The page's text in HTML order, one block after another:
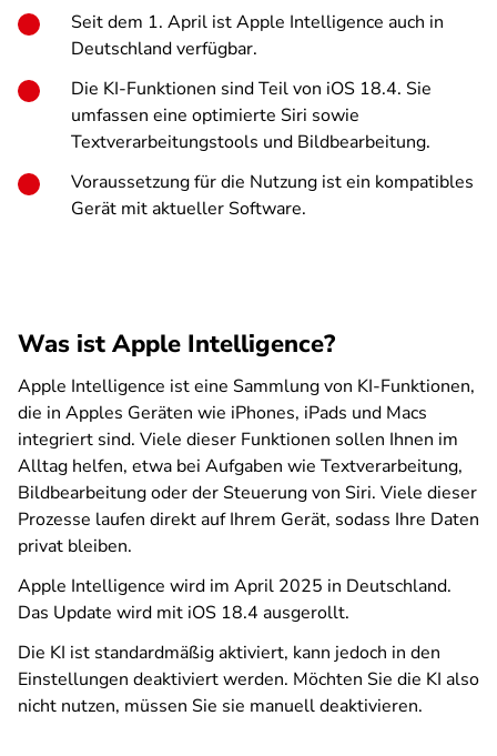
Seit dem 1. April ist Apple Intelligence auch in
Deutschland verfügbar.
Die KI-Funktionen sind Teil von iOS 18.4. Sie
umfassen eine optimierte Siri sowie
Textverarbeitungstools und Bildbearbeitung.
Voraussetzung für die Nutzung ist ein kompatibles
Gerät mit aktueller Software.
Was ist Apple Intelligence?
Apple Intelligence ist eine Sammlung von KI-Funktionen,
die in Apples Geräten wie iPhones, iPads und Macs
integriert sind. Viele dieser Funktionen sollen Ihnen im
Alltag helfen, etwa bei Aufgaben wie Textverarbeitung,
Bildbearbeitung oder der Steuerung von Siri. Viele dieser
Prozesse laufen direkt auf Ihrem Gerät, sodass Ihre Daten
privat bleiben.
Apple Intelligence wird im April 2025 in Deutschland.
Das Update wird mit iOS 18.4 ausgerollt.
Die KI ist standardmäßig aktiviert, kann jedoch in den
Einstellungen deaktiviert werden. Möchten Sie die KI also
nicht nutzen, müssen Sie sie manuell deaktivieren.